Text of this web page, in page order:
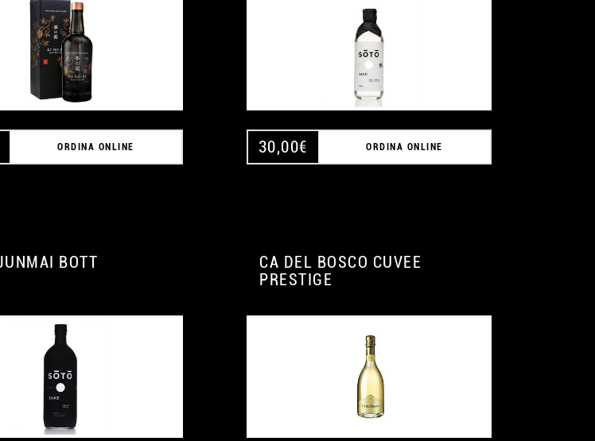
ORDINA ONLINE 30,00€ ORDINA ONLINE
BOTT
CA DEL BOSCO CUVEE
PRESTIGE